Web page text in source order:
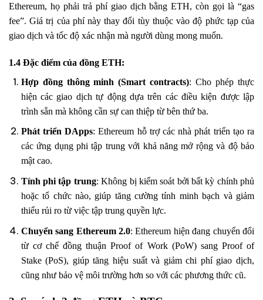
Ethereum, họ phải trả phí giao dịch bằng ETH, còn gọi là “gas
fee”. Giá trị của phí này thay đổi tùy thuộc vào độ phức tạp của
giao dịch và tốc độ xác nhận mà người dùng mong muốn.
1.4 Đặc điểm của đồng ETH:
Hợp đồng thông minh (Smart contracts): Cho phép thực
hiện các giao dịch tự động dựa trên các điều kiện được lập
trình sẵn mà không cần sự can thiệp từ bên thứ ba.
Phát triển DApps: Ethereum hỗ trợ các nhà phát triển tạo ra
các ứng dụng phi tập trung với khả năng mở rộng và độ bảo
mật cao.
Tính phi tập trung: Không bị kiểm soát bởi bất kỳ chính phủ
hoặc tổ chức nào, giúp tăng cường tính minh bạch và giảm
thiểu rủi ro từ việc tập trung quyền lực.
Chuyển sang Ethereum 2.0: Ethereum hiện đang chuyển đổi
từ cơ chế đồng thuận Proof of Work (PoW) sang Proof of
Stake (PoS), giúp tăng hiệu suất và giảm chi phí giao dịch,
cũng như bảo vệ môi trường hơn so với các phương thức cũ.